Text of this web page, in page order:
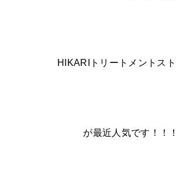
HIKARIトリートメントス
が最近人気です！！！